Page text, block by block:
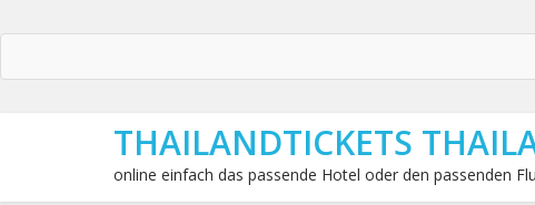
THAILANDTICKETS
online einfach das passende Hotel oder den passenden